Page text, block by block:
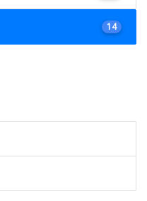
14